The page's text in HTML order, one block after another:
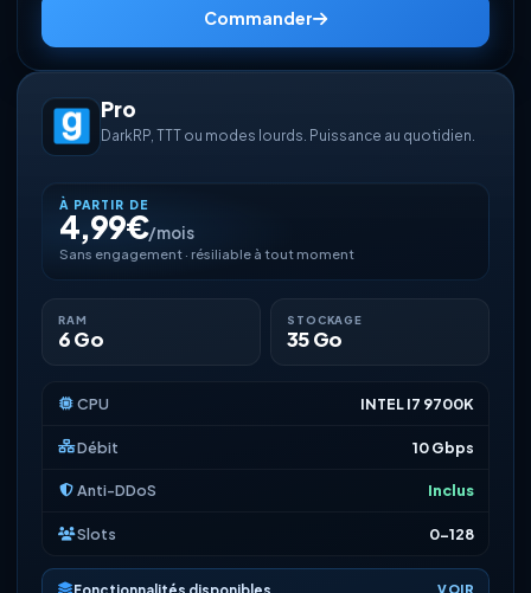
Commander
Pro
DarkRP, TTT ou modes lourds. Puissance au quotidien.
À PARTIR DE
4,99€/mois
Sans engagement · résiliable à tout moment
RAM
6 Go
STOCKAGE
35 Go
CPU INTEL I7 9700K
Débit 10 Gbps
Anti-DDoS Inclus
Slots 0-128
VOIR